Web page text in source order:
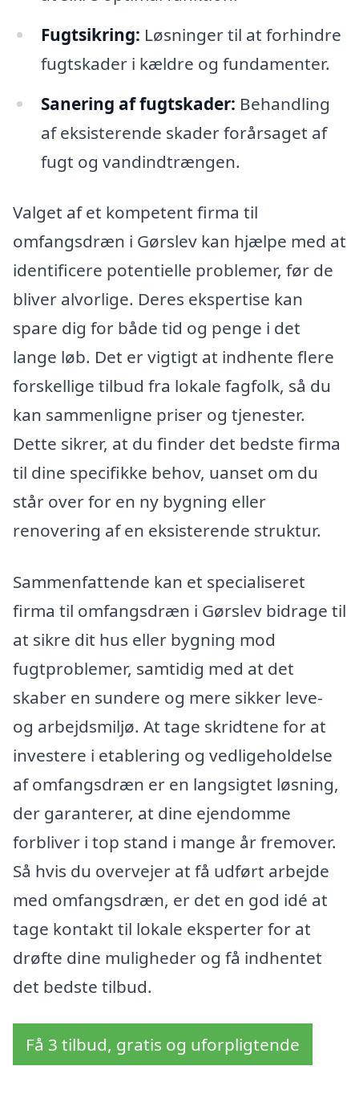
Fugtsikring: Løsninger til at forhindre
fugtskader i kældre og fundamenter.
Sanering af fugtskader: Behandling
af eksisterende skader forårsaget af
fugt og vandindtrængen.
Valget af et kompetent firma til
omfangsdræn i Gørslev kan hjælpe med at
identificere potentielle problemer, før de
bliver alvorlige. Deres ekspertise kan
spare dig for både tid og penge i det
lange løb. Det er vigtigt at indhente flere
forskellige tilbud fra lokale fagfolk, så du
kan sammenligne priser og tjenester.
Dette sikrer, at du finder det bedste firma
til dine specifikke behov, uanset om du
står over for en ny bygning eller
renovering af en eksisterende struktur.
Sammenfattende kan et specialiseret
firma til omfangsdræn i Gørslev bidrage til
at sikre dit hus eller bygning mod
fugtproblemer, samtidig med at det
skaber en sundere og mere sikker leve-
og arbejdsmiljø. At tage skridtene for at
investere i etablering og vedligeholdelse
af omfangsdræn er en langsigtet løsning,
der garanterer, at dine ejendomme
forbliver i top stand i mange år fremover.
Så hvis du overvejer at få udført arbejde
med omfangsdræn, er det en god idé at
tage kontakt til lokale eksperter for at
drøfte dine muligheder og få indhentet
det bedste tilbud.
Få 3 tilbud, gratis og uforpligtende